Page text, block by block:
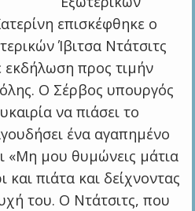
επισκέφθηκε ο
Ίβιτσα Ντάτσιτς
προς τιμήν
Ο Σέρβος υπουργός
να πιάσει το
ένα αγαπημένο
«Μη μου θυμώνεις μάτια
πιάτα και δείχνοντας
του. Ο Ντάτσιτς, που